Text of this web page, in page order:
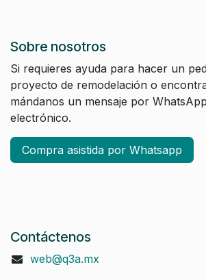
Sobre nosotros
Si requieres ayuda para hacer un
proyecto de remodelación o
mándanos un mensaje por
electrónico.
Compra asistida por Whatsapp
Contáctenos
web@q3a.mx